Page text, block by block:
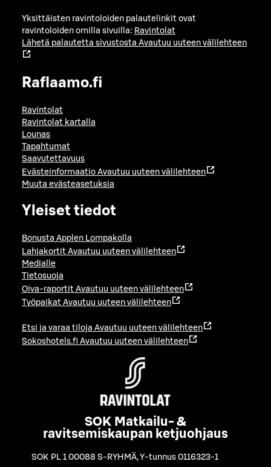
Yksittäisten ravintoloiden palautelinkit ovat
ravintoloiden omilla sivuilla: Ravintolat
Lähetä palautetta sivustosta Avautuu uuteen välilehteen
Raflaamo.fi
Ravintolat
Ravintolat kartalla
Lounas
Tapahtumat
Saavutettavuus
Evästeinformaatio Avautuu uuteen välilehteen
Muuta evästeasetuksia
Yleiset tiedot
Bonusta Applen Lompakolla
Lahjakortit Avautuu uuteen välilehteen
Medialle
Tietosuoja
Oiva-raportit Avautuu uuteen välilehteen
Työpaikat Avautuu uuteen välilehteen
Etsi ja varaa tiloja Avautuu uuteen välilehteen
Sokoshotels.fi Avautuu uuteen välilehteen
SOK Matkailu- &
ravitsemiskaupan ketjuohjaus
SOK PL 1 00088 S-RYHMÄ,Y-tunnus 0116323-1